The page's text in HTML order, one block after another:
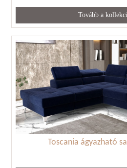
Tovább a
Toscania ágyazható